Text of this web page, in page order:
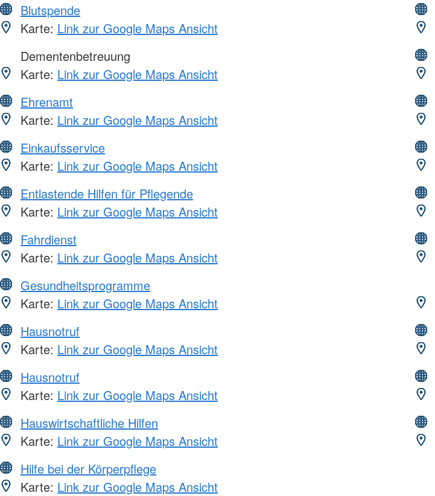
Blutspende
Karte: Link zur Google Maps Ansicht
Dementenbetreuung
Karte: Link zur Google Maps Ansicht
Ehrenamt
Karte: Link zur Google Maps Ansicht
Einkaufsservice
Karte: Link zur Google Maps Ansicht
Entlastende Hilfen für Pflegende
Karte: Link zur Google Maps Ansicht
Fahrdienst
Karte: Link zur Google Maps Ansicht
Gesundheitsprogramme
Karte: Link zur Google Maps Ansicht
Hausnotruf
Karte: Link zur Google Maps Ansicht
Hausnotruf
Karte: Link zur Google Maps Ansicht
Hauswirtschaftliche Hilfen
Karte: Link zur Google Maps Ansicht
Hilfe bei der Körperpflege
Karte: Link zur Google Maps Ansicht